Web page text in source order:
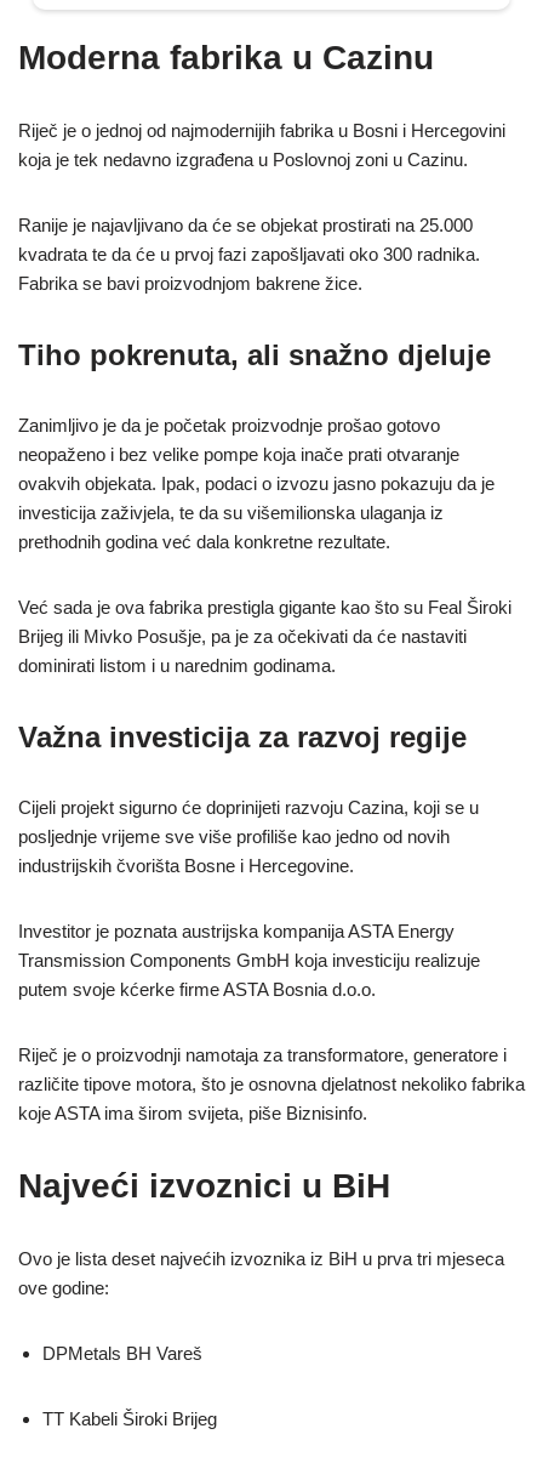
Moderna fabrika u Cazinu
Riječ je o jednoj od najmodernijih fabrika u Bosni i Hercegovini
koja je tek nedavno izgrađena u Poslovnoj zoni u Cazinu.
Ranije je najavljivano da će se objekat prostirati na 25.000
kvadrata te da će u prvoj fazi zapošljavati oko 300 radnika.
Fabrika se bavi proizvodnjom bakrene žice.
Tiho pokrenuta, ali snažno djeluje
Zanimljivo je da je početak proizvodnje prošao gotovo
neopaženo i bez velike pompe koja inače prati otvaranje
ovakvih objekata. Ipak, podaci o izvozu jasno pokazuju da je
investicija zaživjela, te da su višemilionska ulaganja iz
prethodnih godina već dala konkretne rezultate.
Već sada je ova fabrika prestigla gigante kao što su Feal Široki
Brijeg ili Mivko Posušje, pa je za očekivati da će nastaviti
dominirati listom i u narednim godinama.
Važna investicija za razvoj regije
Cijeli projekt sigurno će doprinijeti razvoju Cazina, koji se u
posljednje vrijeme sve više profiliše kao jedno od novih
industrijskih čvorišta Bosne i Hercegovine.
Investitor je poznata austrijska kompanija ASTA Energy
Transmission Components GmbH koja investiciju realizuje
putem svoje kćerke firme ASTA Bosnia d.o.o.
Riječ je o proizvodnji namotaja za transformatore, generatore i
različite tipove motora, što je osnovna djelatnost nekoliko fabrika
koje ASTA ima širom svijeta, piše Biznisinfo.
Najveći izvoznici u BiH
Ovo je lista deset najvećih izvoznika iz BiH u prva tri mjeseca
ove godine:
DPMetals BH Vareš
TT Kabeli Široki Brijeg